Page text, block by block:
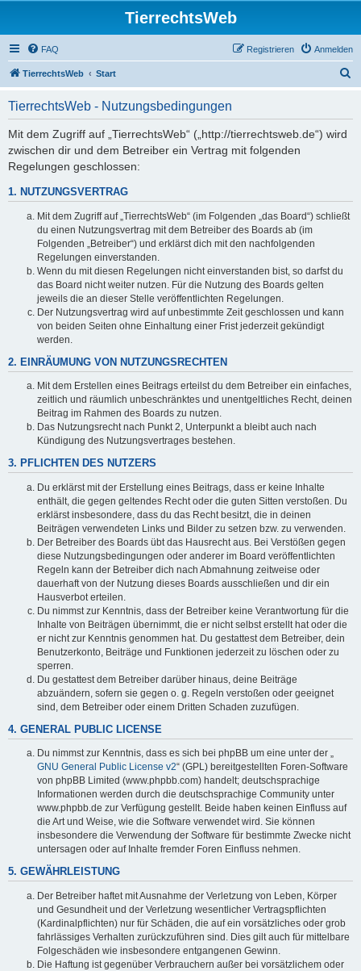
TierrechtsWeb
FAQ Anmelden
Registrieren
TierrechtsWeb Start
TierrechtsWeb - Nutzungsbedingungen
Mit dem Zugriff auf „TierrechtsWeb“ („http://tierrechtsweb.de“) wird
zwischen dir und dem Betreiber ein Vertrag mit folgenden
Regelungen geschlossen:
1. NUTZUNGSVERTRAG
Mit dem Zugriff auf „TierrechtsWeb“ (im Folgenden „das Board“) schließt
du einen Nutzungsvertrag mit dem Betreiber des Boards ab (im
Folgenden „Betreiber“) und erklärst dich mit den nachfolgenden
Regelungen einverstanden.
Wenn du mit diesen Regelungen nicht einverstanden bist, so darfst du
das Board nicht weiter nutzen. Für die Nutzung des Boards gelten
jeweils die an dieser Stelle veröffentlichten Regelungen.
Der Nutzungsvertrag wird auf unbestimmte Zeit geschlossen und kann
von beiden Seiten ohne Einhaltung einer Frist jederzeit gekündigt
werden.
2. EINRÄUMUNG VON NUTZUNGSRECHTEN
Mit dem Erstellen eines Beitrags erteilst du dem Betreiber ein einfaches,
zeitlich und räumlich unbeschränktes und unentgeltliches Recht, deinen
Beitrag im Rahmen des Boards zu nutzen.
Das Nutzungsrecht nach Punkt 2, Unterpunkt a bleibt auch nach
Kündigung des Nutzungsvertrages bestehen.
3. PFLICHTEN DES NUTZERS
Du erklärst mit der Erstellung eines Beitrags, dass er keine Inhalte
enthält, die gegen geltendes Recht oder die guten Sitten verstoßen. Du
erklärst insbesondere, dass du das Recht besitzt, die in deinen
Beiträgen verwendeten Links und Bilder zu setzen bzw. zu verwenden.
Der Betreiber des Boards übt das Hausrecht aus. Bei Verstößen gegen
diese Nutzungsbedingungen oder anderer im Board veröffentlichten
Regeln kann der Betreiber dich nach Abmahnung zeitweise oder
dauerhaft von der Nutzung dieses Boards ausschließen und dir ein
Hausverbot erteilen.
Du nimmst zur Kenntnis, dass der Betreiber keine Verantwortung für die
Inhalte von Beiträgen übernimmt, die er nicht selbst erstellt hat oder die
er nicht zur Kenntnis genommen hat. Du gestattest dem Betreiber, dein
Benutzerkonto, Beiträge und Funktionen jederzeit zu löschen oder zu
sperren.
Du gestattest dem Betreiber darüber hinaus, deine Beiträge
abzuändern, sofern sie gegen o. g. Regeln verstoßen oder geeignet
sind, dem Betreiber oder einem Dritten Schaden zuzufügen.
4. GENERAL PUBLIC LICENSE
Du nimmst zur Kenntnis, dass es sich bei phpBB um eine unter der „
GNU General Public License v2“ (GPL) bereitgestellten Foren-Software
von phpBB Limited (www.phpbb.com) handelt; deutschsprachige
Informationen werden durch die deutschsprachige Community unter
www.phpbb.de zur Verfügung gestellt. Beide haben keinen Einfluss auf
die Art und Weise, wie die Software verwendet wird. Sie können
insbesondere die Verwendung der Software für bestimmte Zwecke nicht
untersagen oder auf Inhalte fremder Foren Einfluss nehmen.
5. GEWÄHRLEISTUNG
Der Betreiber haftet mit Ausnahme der Verletzung von Leben, Körper
und Gesundheit und der Verletzung wesentlicher Vertragspflichten
(Kardinalpflichten) nur für Schäden, die auf ein vorsätzliches oder grob
fahrlässiges Verhalten zurückzuführen sind. Dies gilt auch für mittelbare
Folgeschäden wie insbesondere entgangenen Gewinn.
Die Haftung ist gegenüber Verbrauchern außer bei vorsätzlichem oder